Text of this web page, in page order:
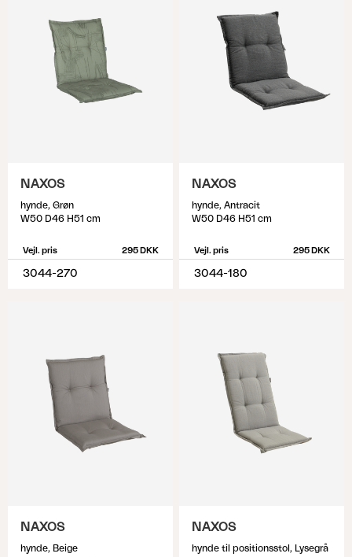
NAXOS
hynde, Grøn
W50 D46 H51 cm
Vejl. pris 295 DKK
3044-270
NAXOS
hynde, Antracit
W50 D46 H51 cm
Vejl. pris 295 DKK
3044-180
NAXOS
hynde, Beige
NAXOS
hynde til positionsstol, Lysegrå